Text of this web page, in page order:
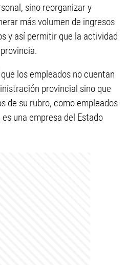
sino reorganizar y
más volumen de ingresos
y así permitir que la actividad
los empleados no cuentan
provincial sino que
de su rubro, como empleados
una empresa del Estado